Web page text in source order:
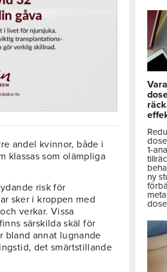
andel kvinnor, både i
klassas som olämpliga
risk för
sker i kroppen med
verkar. Vissa
särskilda skäl för
bland annat lugnande
det smärtstillande
1-
ny